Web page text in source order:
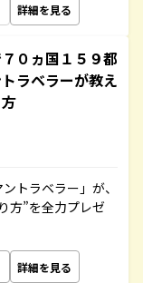
詳細を見る
０ヵ国１５９都
ラベラーが教え
トラベラー」が、
方”を全力プレゼ
詳細を見る